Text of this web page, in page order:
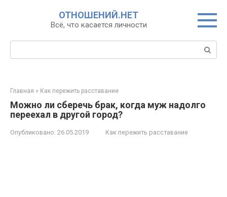
ОТНОШЕНИЙ.НЕТ
Всё, что касается личности
Поиск:
Главная » Как пережить расставание
Можно ли сберечь брак, когда муж надолго
переехал в другой город?
Опубликовано: 26.05.2019 Как пережить расставание